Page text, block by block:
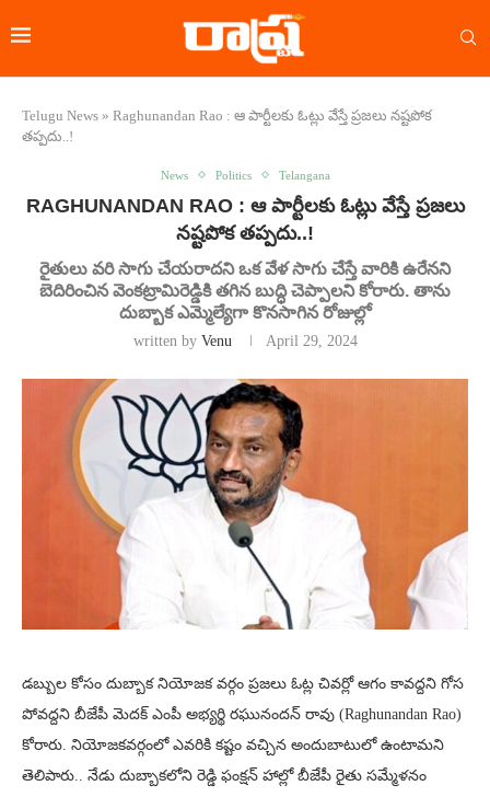
Telugu News » Raghunandan Rao : ఆ పార్టీలకు ఓట్లు వేస్తే ప్రజలు నష్టపోక
తప్పదు..!
News Politics Telangana
RAGHUNANDAN RAO : ఆ పార్టీలకు ఓట్లు వేస్తే ప్రజలు
నష్టపోక తప్పదు..!
రైతులు వరి సాగు చేయరాదని ఒక వేళ సాగు చేస్తే వారికి ఉరేనని
బెదిరించిన వెంకట్రామిరెడ్డికి తగిన బుద్ధి చెప్పాలని కోరారు. తాను
దుబ్బాక ఎమ్మెల్యేగా కొనసాగిన రోజుల్లో
written by Venu April 29, 2024
డబ్బుల కోసం దుబ్బాక నియోజక వర్గం ప్రజలు ఓట్ల చివర్లో ఆగం కావద్దని గోస
పోవద్దని బీజేపీ మెదక్ ఎంపీ అభ్యర్థి రఘునందన్ రావు (Raghunandan Rao)
కోరారు. నియోజకవర్గంలో ఎవరికి కష్టం వచ్చిన అందుబాటులో ఉంటామని
తెలిపారు.. నేడు దుబ్బాకలోని రెడ్డి ఫంక్షన్ హాల్లో బీజేపీ రైతు సమ్మేళనం